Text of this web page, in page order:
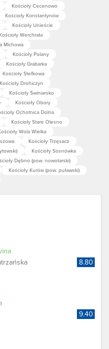
Kościoły Cecenowo
Kościoły Konstantynów
Kościoły Unieście
Werchrata
Michowa
Kościoły Polany
Kościoły Grabarka
Kościoły Stefkowa
Kościoły Drohiczyn
Kościoły Świniarsko
Kościoły Obory
Ochotnica Dolna
Kościoły Stare Olesno
Wola Wielka
Kościoły Trzęsacz
Kościoły Sosnówka
Dębno (pow. nowotarski)
Kościoły Kurów (pow. puławski)
8.80
9.40